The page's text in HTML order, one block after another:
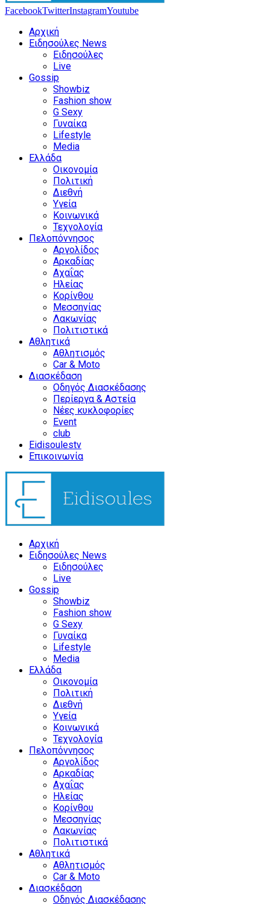
FacebookTwitterInstagramYoutube
Αρχική
Ειδησούλες News
Ειδησούλες
Live
Gossip
Showbiz
Fashion show
G Sexy
Γυναίκα
Lifestyle
Media
Ελλάδα
Οικονομία
Πολιτική
Διεθνή
Υγεία
Κοινωνικά
Τεχνολογία
Πελοπόννησος
Αργολίδος
Αρκαδίας
Αχαΐας
Ηλείας
Κορίνθου
Μεσσηνίας
Λακωνίας
Πολιτιστικά
Αθλητικά
Αθλητισμός
Car & Moto
Διασκέδαση
Οδηγός Διασκέδασης
Περίεργα & Αστεία
Νέες κυκλοφορίες
Event
club
Eidisoulestv
Επικοινωνία
Αρχική
Ειδησούλες News
Ειδησούλες
Live
Gossip
Showbiz
Fashion show
G Sexy
Γυναίκα
Lifestyle
Media
Ελλάδα
Οικονομία
Πολιτική
Διεθνή
Υγεία
Κοινωνικά
Τεχνολογία
Πελοπόννησος
Αργολίδος
Αρκαδίας
Αχαΐας
Ηλείας
Κορίνθου
Μεσσηνίας
Λακωνίας
Πολιτιστικά
Αθλητικά
Αθλητισμός
Car & Moto
Διασκέδαση
Οδηγός Διασκέδασης